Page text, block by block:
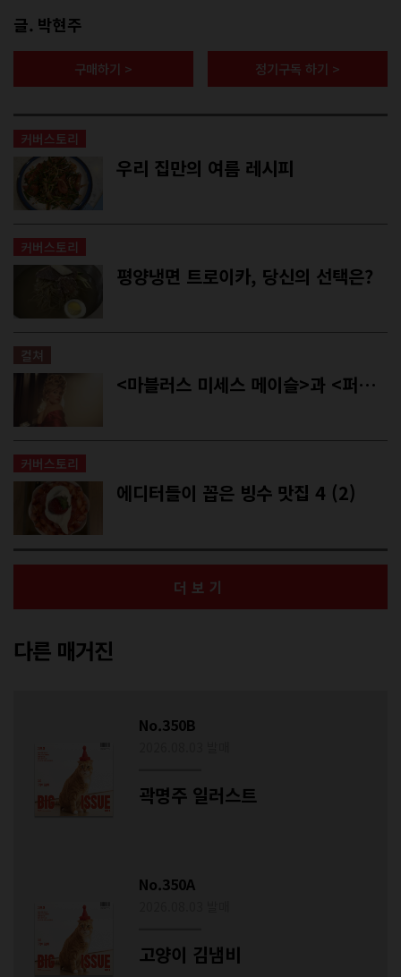
글. 박현주
구매하기 > 정기구독 하기 >
커버스토리
우리 집만의 여름 레시피
커버스토리
평양냉면 트로이카, 당신의 선택은?
컬쳐
<마블러스 미세스 메이슬>과 <퍼니 우먼> (2): 웃기는 여자여, 나아가라
커버스토리
에디터들이 꼽은 빙수 맛집 4 (2)
더보기
다른 매거진
No.350B
곽명주 일러스트
No.350A
고양이 김냄비